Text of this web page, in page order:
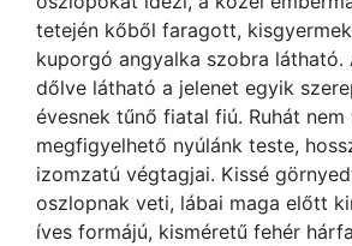
tetején kőből faragott,
kuporgó angyalka szobra látható.
dőlve látható a jelenet egyik
évesnek tűnő fiatal fiú. Ruhát nem
megfigyelhető nyúlánk teste,
izomzatú végtagjai. Kissé
oszlopnak veti, lábai maga előtt
íves formájú, kisméretű fehér